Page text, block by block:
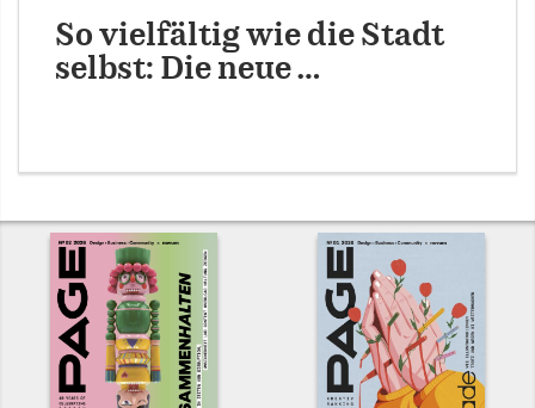
So vielfältig wie die Stadt
selbst: Die neue …